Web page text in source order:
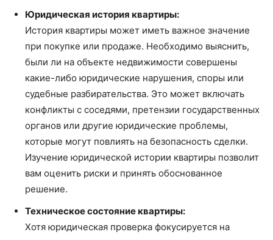
Юридическая история квартиры:
История квартиры может иметь важное значение
при покупке или продаже. Необходимо выяснить,
были ли на объекте недвижимости совершены
какие-либо юридические нарушения, споры или
судебные разбирательства. Это может включать
конфликты с соседями, претензии государственных
органов или другие юридические проблемы,
которые могут повлиять на безопасность сделки.
Изучение юридической истории квартиры позволит
вам оценить риски и принять обоснованное
решение.
Техническое состояние квартиры:
Хотя юридическая проверка фокусируется на